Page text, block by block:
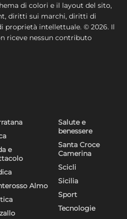
di colori e il layout del sito,
diritti sui marchi, diritti di
proprietà intellettuale. © 2026. Il
riceve nessun contributo
e
Almo
Salute e
benessere
Santa Croce
Camerina
Scicli
Sicilia
Sport
Tecnologie